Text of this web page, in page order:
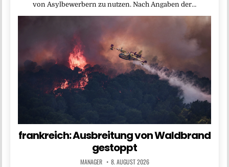
von Asylbewerbern zu nutzen. Nach Angaben der…
frankreich: Ausbreitung von Waldbrand
gestoppt
MANAGER 8. AUGUST 2026